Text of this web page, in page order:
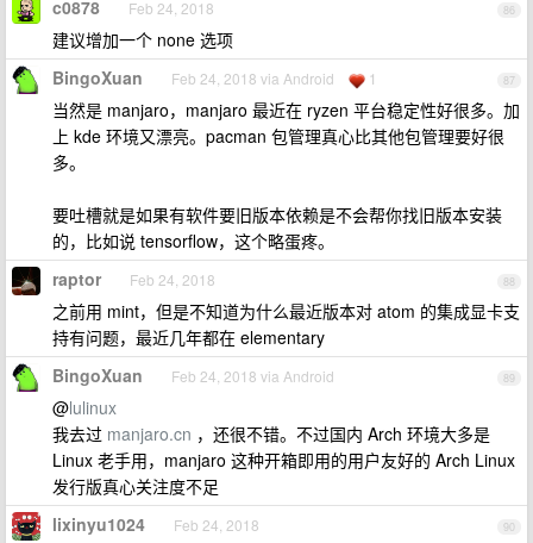
86
c0878 Feb 24, 2018
建议增加一个 none 选项
87
BingoXuan Feb 24, 2018 via Android 1
当然是 manjaro，manjaro 最近在 ryzen 平台稳定性好很多。加
上 kde 环境又漂亮。pacman 包管理真心比其他包管理要好很
多。
要吐槽就是如果有软件要旧版本依赖是不会帮你找旧版本安装
的，比如说 tensorflow，这个略蛋疼。
88
raptor Feb 24, 2018
之前用 mint，但是不知道为什么最近版本对 atom 的集成显卡支
持有问题，最近几年都在 elementary
89
BingoXuan Feb 24, 2018 via Android
@lulinux
我去过 manjaro.cn ，还很不错。不过国内 Arch 环境大多是
Linux 老手用，manjaro 这种开箱即用的用户友好的 Arch Linux
发行版真心关注度不足
90
lixinyu1024 Feb 24, 2018